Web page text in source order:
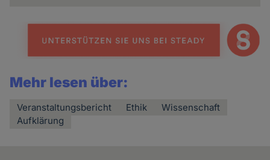
Mehr lesen über:
Veranstaltungsbericht Ethik
Wissenschaft
Aufklärung